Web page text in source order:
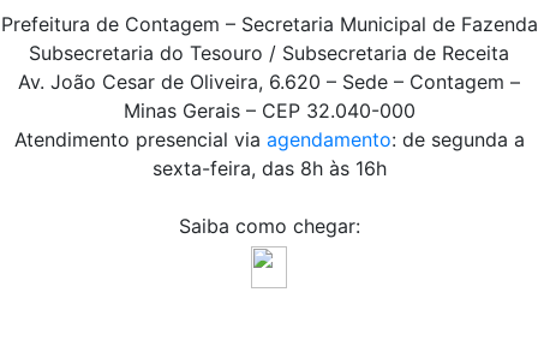
Prefeitura de Contagem – Secretaria Municipal de Fazenda
Subsecretaria do Tesouro / Subsecretaria de Receita
Av. João Cesar de Oliveira, 6.620 – Sede – Contagem –
Minas Gerais – CEP 32.040-000
Atendimento presencial via agendamento: de segunda a
sexta-feira, das 8h às 16h
Saiba como chegar: